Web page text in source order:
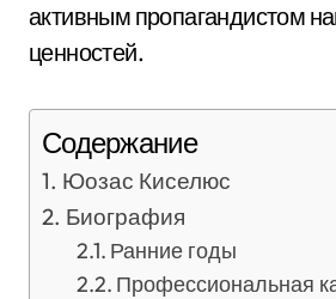
активным пропагандистом
ценностей.
Содержание
Юозас Киселюс
Биография
Ранние годы
Профессиональная